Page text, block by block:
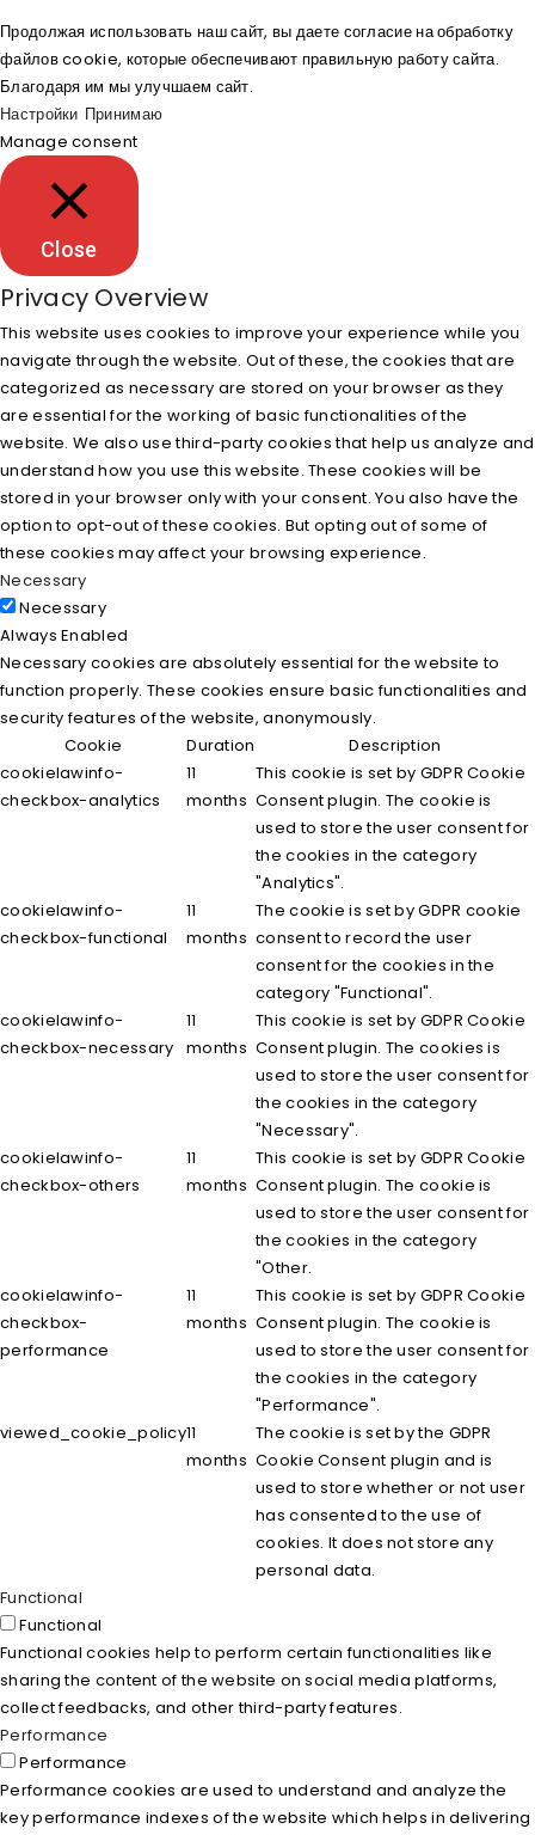
Продолжая использовать наш сайт, вы даете согласие на обработку
файлов cookie, которые обеспечивают правильную работу сайта.
Благодаря им мы улучшаем сайт.
Настройки Принимаю
Manage consent
Close
Privacy Overview
This website uses cookies to improve your experience while you
navigate through the website. Out of these, the cookies that are
categorized as necessary are stored on your browser as they
are essential for the working of basic functionalities of the
website. We also use third-party cookies that help us analyze and
understand how you use this website. These cookies will be
stored in your browser only with your consent. You also have the
option to opt-out of these cookies. But opting out of some of
these cookies may affect your browsing experience.
Necessary
Necessary
Always Enabled
Necessary cookies are absolutely essential for the website to
function properly. These cookies ensure basic functionalities and
security features of the website, anonymously.
Cookie
Duration
Description
cookielawinfo-
checkbox-analytics
11
months
This cookie is set by GDPR Cookie
Consent plugin. The cookie is
used to store the user consent for
the cookies in the category
"Analytics".
cookielawinfo-
checkbox-functional
11
months
The cookie is set by GDPR cookie
consent to record the user
consent for the cookies in the
category "Functional".
cookielawinfo-
checkbox-necessary
11
months
This cookie is set by GDPR Cookie
Consent plugin. The cookies is
used to store the user consent for
the cookies in the category
"Necessary".
cookielawinfo-
checkbox-others
11
months
This cookie is set by GDPR Cookie
Consent plugin. The cookie is
used to store the user consent for
the cookies in the category
"Other.
cookielawinfo-
checkbox-
performance
11
months
This cookie is set by GDPR Cookie
Consent plugin. The cookie is
used to store the user consent for
the cookies in the category
"Performance".
viewed_cookie_policy11
months
The cookie is set by the GDPR
Cookie Consent plugin and is
used to store whether or not user
has consented to the use of
cookies. It does not store any
personal data.
Functional
Functional
Functional cookies help to perform certain functionalities like
sharing the content of the website on social media platforms,
collect feedbacks, and other third-party features.
Performance
Performance
Performance cookies are used to understand and analyze the
key performance indexes of the website which helps in delivering